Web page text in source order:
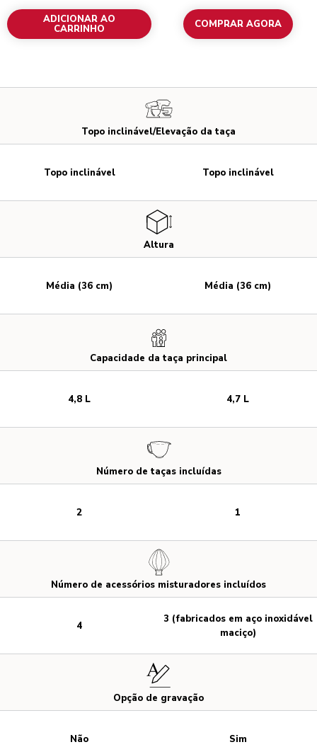
ADICIONAR AO
CARRINHO COMPRAR AGORA
Topo inclinável/Elevação da taça
Altura
Capacidade da taça principal
Número de taças incluídas
Número de acessórios misturadores incluídos
Opção de gravação
Topo inclinável
Média (36 cm)
4,8 L
2
4
Não
Topo inclinável
Média (36 cm)
4,7 L
1
3 (fabricados em aço inoxidável
maciço)
Sim